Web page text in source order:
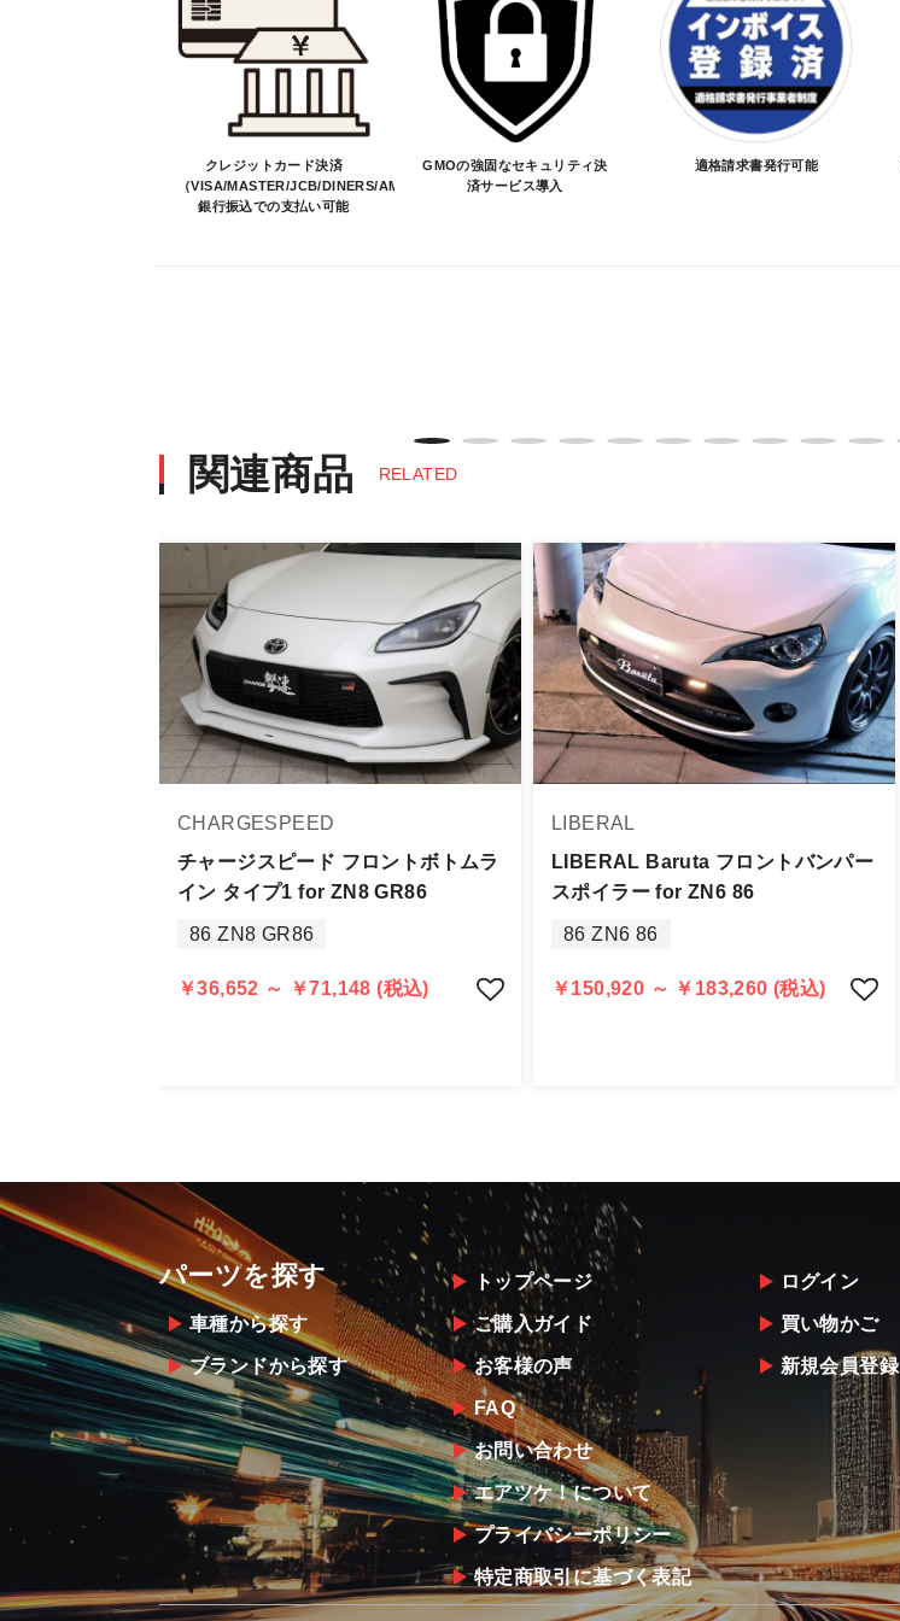
お買物を続ける カー
※商品はメーカー品のため予告無く価格が変わる場合があります。
※商品は予告無く生産及び販売不可となる場合があります。
・ご注文前の納期のお問い合わせは、ご注文時と納期が異なるトラブルが発
納期を知りたい場合は、一旦ご注文のお手続きをお願い致します。
決済について
・ご注文後にメーカー確認を行い、商品が愛車に合うことを確認してから決済
・決済後の正式注文後のキャンセルや変更は不可となりますので、商品やカ
商品名や説明等でご確認ください。
・エアロパーツ・マフラー等の大型商品は、個人宅への直送・営業所止めが
また、小さな商品でも、メーカーによっては個人宅直送・営業所止めが不可
・発送先に、塗装・取付店等の業者様をご指定することをお奨め致します。
・メーカーによっては、配送先が自動車関連業者でなければ、配送出来ないこ
お届け商品について
商品到着後は速やかに開封のうえ、中身をご確認下さい。
万一、商品に不具合があった場合は商品出荷後5日以内にご連絡をお願いします
なお、塗装・加工・装着後の交換や返品は、理由を問わず一切お受けできませ
当社よりメーカー・運送会社へ状況報告・確認の上、同等品・代替品への交
クレジットカード決済
（VISA/MASTER/JCB/DINERS/AMEX）、
銀行振込での支払い可能
GMOの強固なセキュリティ決
済サービス導入
適格請求書発行可能
関連商品 RELATED
CHARGESPEED
チャージスピード フロントボトムラ
イン タイプ1 for ZN8 GR86
86 ZN8 GR86
￥36,652 ～ ￥71,148 (税込)
LIBERAL
LIBERAL Baruta フロントバンパー
スポイラー for ZN6 86
86 ZN6 86
￥150,920 ～ ￥183,260 (税込)
パーツを探す
車種から探す
ブランドから探す
トップページ
ご購入ガイド
お客様の声
FAQ
お問い合わせ
エアツケ！について
プライバシーポリシー
特定商取引に基づく表記
ログイン
買い物かご
新規会員登録